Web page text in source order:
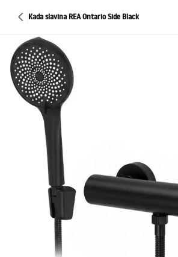
Kada slavina REA Ontario Side Black